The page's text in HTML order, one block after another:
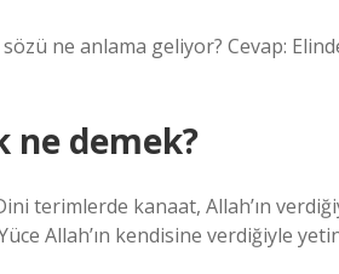
sözü ne anlama geliyor? Cevap:
ne demek?
terimlerde kanaat, Allah’ın
Allah’ın kendisine verdiğiyle